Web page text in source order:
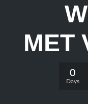
MET
0
Days